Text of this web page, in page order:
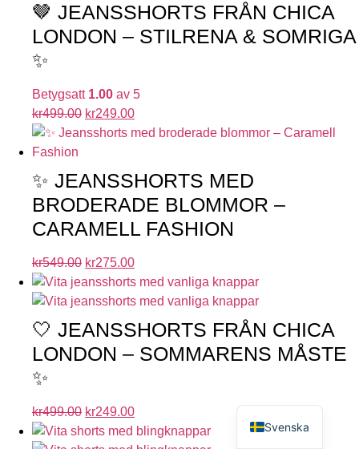
🤎 JEANSSHORTS FRÅN CHICA
LONDON – STILRENA & SOMRIGA
✨
Betygsatt 1.00 av 5
kr499.00 kr249.00
✨ JEANSSHORTS MED
BRODERADE BLOMMOR –
CARAMELL FASHION
kr549.00 kr275.00
🤍 JEANSSHORTS FRÅN CHICA
LONDON – SOMMARENS MÅSTE
✨
kr499.00 kr249.00
Svenska